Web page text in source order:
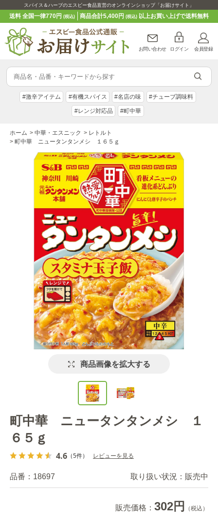
スパイス＆ハーブのエスビー食品直営のオンラインショップ「お届けサイト」
送料 全国一律770円(税込) 商品合計5,400円 (税込)以上お買い上げで送料無料
お問い合わせ ログイン 会員登録
#激辛アイテム #有機スパイス #名店の味 #チューブ調味料
#レンジ対応品 #町中華
ホーム > 中華・エスニック > レトルト
> 町中華 ニュータンタンメシ １６５ｇ
商品画像を拡大する
町中華 ニュータンタンメシ １
６５ｇ
4.6 （5件） レビューを見る
品番： 18697 取り扱い状況： 販売中
販売価格： 302円 （税込）